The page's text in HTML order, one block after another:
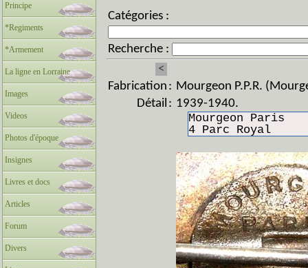
Principe
*Regiments
*Armement
La ligne en Lorraine
Images
Videos
Photos d'époque
Insignes
Livres et docs
Articles
Forum
Divers
Catégories :
Recherche :
<
Fabrication : Mourgeon P.P.R.
Détail : 1939-1940.
Mourgeon Paris
4 Parc Royal